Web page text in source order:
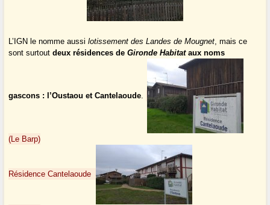
L’IGN le nomme aussilotissement des Landes de Mougnet, mais ce
sont surtoutdeux résidences deGironde Habitataux noms
gascons : l’Oustaou et Cantelaoude
(Le Barp)
Résidence Cantelaoude